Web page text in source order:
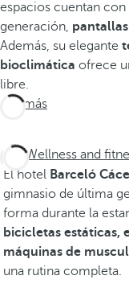
espacios cuentan con
generación,
Además, su elegante
bioclimática ofrece
libre.
Ver más
Wellness and
El hotel Barceló
gimnasio de última
forma durante la
bicicletas estáticas,
máquinas de
una rutina completa.